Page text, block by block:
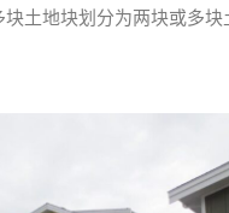
土地块划分为两块或多